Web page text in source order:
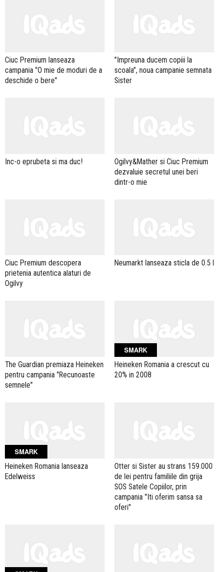
Ciuc Premium lanseaza
campania "O mie de moduri de a
deschide o bere"
"Impreuna ducem copiii la
scoala", noua campanie semnata
Sister
Inc-o eprubeta si ma duc!
Ogilvy&Mather si Ciuc Premium
dezvaluie secretul unei beri
dintr-o mie
Ciuc Premium descopera
prietenia autentica alaturi de
Ogilvy
Neumarkt lanseaza sticla de 0.5 l
The Guardian premiaza Heineken
pentru campania "Recunoaste
semnele"
SMARK
Heineken Romania a crescut cu
20% in 2008
SMARK
Heineken Romania lanseaza
Edelweiss
Otter si Sister au strans 159.000
de lei pentru familiile din grija
SOS Satele Copiilor, prin
campania "Iti oferim sansa sa
oferi"